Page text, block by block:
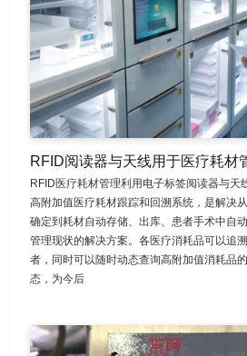
RFID阅读器与天线用于医疗耗材
RFID医疗耗材管理利用电子标签阅读器与天
高附加值医疗耗材跟踪和回溯系统，是解决
确定到耗材自动存储、出库、患者手术中自
管理现状的解决方案。各医疗消耗品可以追
者，同时可以随时动态查询高附加值消耗品
态，为今后